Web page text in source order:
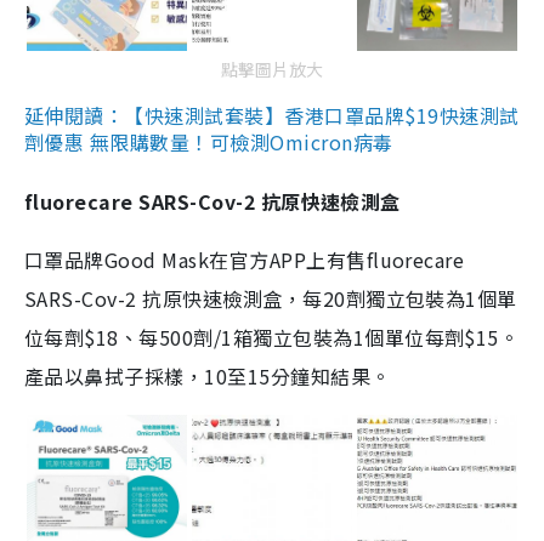
點擊圖片放大
延伸閱讀：【快速測試套裝】香港口罩品牌$19快速測試
劑優惠 無限購數量！可檢測Omicron病毒
fluorecare SARS-Cov-2 抗原快速檢測盒
口罩品牌Good Mask在官方APP上有售fluorecare
SARS-Cov-2 抗原快速檢測盒，每20劑獨立包裝為1個單
位每劑$18、每500劑/1箱獨立包裝為1個單位每劑$15。
產品以鼻拭子採樣，10至15分鐘知結果。